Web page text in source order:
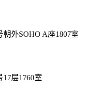
外SOHO A座1807室
17层1760室